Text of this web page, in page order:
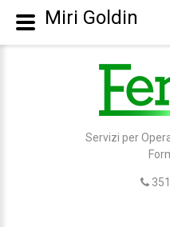
Servizi per
Miri Goldin